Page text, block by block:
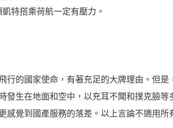
凱特搭乘荷航一定有壓力。
的國家使命，有著充足的大牌理由。但是
生在地面和空中，以充耳不聞和撲克臉等
覺到國產服務的落差。以上言論不適用所